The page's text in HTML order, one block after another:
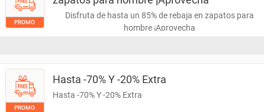
PROMO
Disfruta de hasta un 85% de rebaja en zapatos para
hombre ¡Aprovecha
PROMO
Hasta -70% Y -20% Extra
Hasta -70% Y -20% Extra